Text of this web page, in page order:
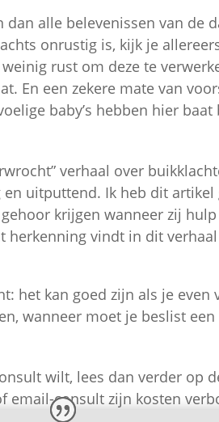
alle belevenissen van de
onrustig is, kijk je
rust om deze te
En een zekere mate van
baby’s hebben hier baat
verhaal over
uitputtend. Ik heb dit artikel
krijgen wanneer zij
herkenning vindt in dit
het kan goed zijn als je even
wanneer moet je beslist
wilt, lees dan verder op
email-consult zijn kosten